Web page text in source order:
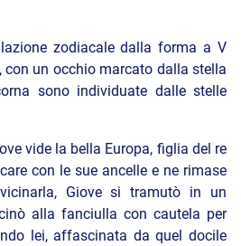
zodiacale dalla forma a V
con un occhio marcato dalla stella
sono individuate dalle stelle
vide la bella Europa, figlia del re
con le sue ancelle e ne rimase
Giove si tramutò in un
alla fanciulla con cautela per
lei, affascinata da quel docile